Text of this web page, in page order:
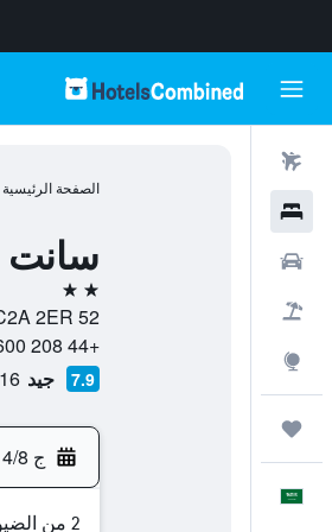
الصفحة الرئيسية
سانت
2 نجمتين
52 Wilson Street, EC2A 2ER, لندن, إنجلترا, المملكة المتحدة
+44 208 600 7500
7.9 جيد 1,916 من
ج 14/8
2 من الضيوف، غرفة واحدة